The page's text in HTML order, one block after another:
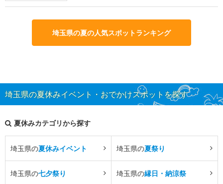
埼玉県の夏の人気スポットランキング
埼玉県の夏休みイベント・おでかけスポットを探す
夏休みカテゴリから探す
埼玉県の夏休みイベント 埼玉県の夏祭り
埼玉県の七夕祭り 埼玉県の縁日・納涼祭